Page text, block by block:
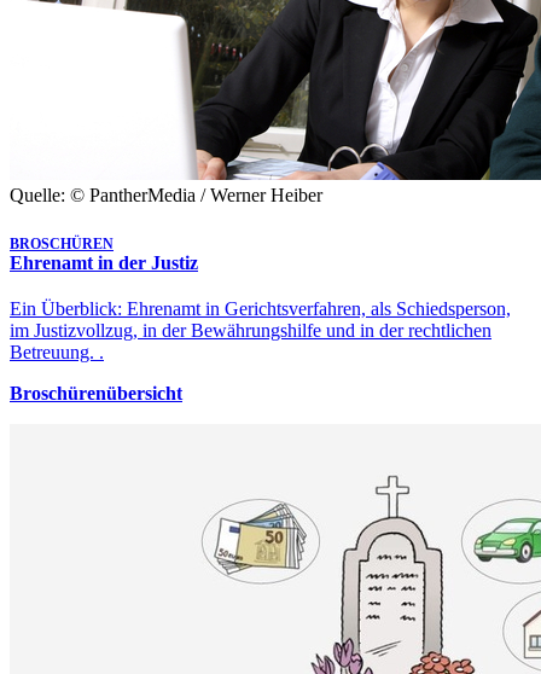
Quelle: © PantherMedia / Werner Heiber
BROSCHÜREN
Ehrenamt in der Justiz
Ein Überblick: Ehrenamt in Gerichtsverfahren, als Schiedsperson,
im Justizvollzug, in der Bewährungshilfe und in der rechtlichen
Betreuung. .
Broschürenübersicht